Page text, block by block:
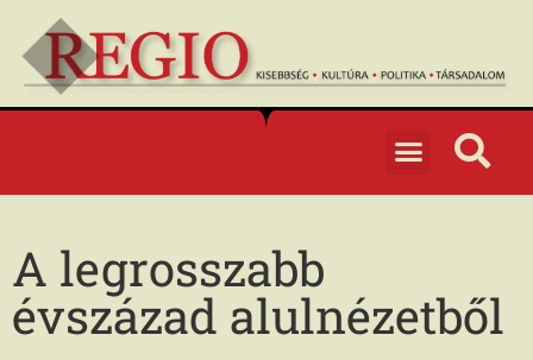
A legrosszabb
évszázad alulnézetből